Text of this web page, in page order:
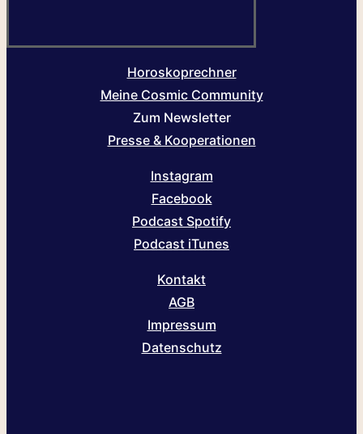
Horoskoprechner
Meine Cosmic Community
Zum Newsletter
Presse & Kooperationen
Instagram
Facebook
Podcast Spotify
Podcast iTunes
Kontakt
AGB
Impressum
Datenschutz